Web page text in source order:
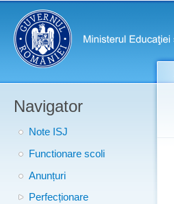
Meniu principal
Navigator
Note ISJ
Functionare scoli
Anunțuri
Perfecționare